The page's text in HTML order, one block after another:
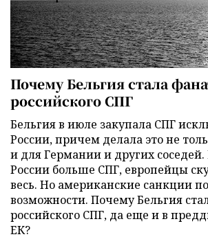
Почему Бельгия стала
российского СПГ
Бельгия в июле закупала СПГ
России, причем делала это не
и для Германии и других
России больше СПГ, европейцы
весь. Но американские санкции
возможности. Почему Бельгия
российского СПГ, да еще и в
ЕК?